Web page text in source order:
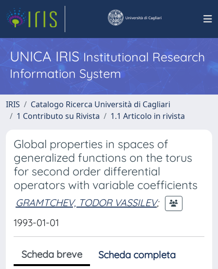
UNICA IRISInstitutional Research
Information System
IRIS
Catalogo Ricerca Università di Cagliari
1 Contributo su Rivista
1.1 Articolo in rivista
Global properties in spaces of
generalized functions on the torus
for second order differential
operators with variable coefficients
GRAMTCHEV, TODOR VASSILEV;
1993-01-01
Scheda breve
Scheda completa